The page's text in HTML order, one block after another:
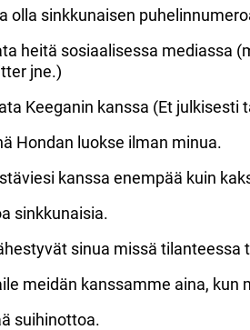
olla sinkkunaisen
heitä sosiaalisessa mediassa
jne.)
Keeganin kanssa (Et julkisesti
Hondan luokse ilman minua.
kanssa enempää kuin
sinkkunaisia.
sinua missä tilanteessa
meidän kanssamme aina, kun
suihinottoa.